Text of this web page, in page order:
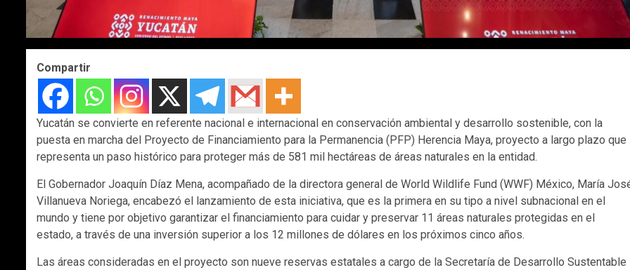
Compartir
Yucatán se convierte en referente nacional e internacional en conservación ambiental y desarrollo sostenible, con la
puesta en marcha del Proyecto de Financiamiento para la Permanencia (PFP) Herencia Maya, proyecto a largo plazo que
representa un paso histórico para proteger más de 581 mil hectáreas de áreas naturales en la entidad.
El Gobernador Joaquín Díaz Mena, acompañado de la directora general de World Wildlife Fund (WWF) México, María
Villanueva Noriega, encabezó el lanzamiento de esta iniciativa, que es la primera en su tipo a nivel subnacional en el
mundo y tiene por objetivo garantizar el financiamiento para cuidar y preservar 11 áreas naturales protegidas en el
estado, a través de una inversión superior a los 12 millones de dólares en los próximos cinco años.
Las áreas consideradas en el proyecto son nueve reservas estatales a cargo de la Secretaría de Desarrollo Sustentable